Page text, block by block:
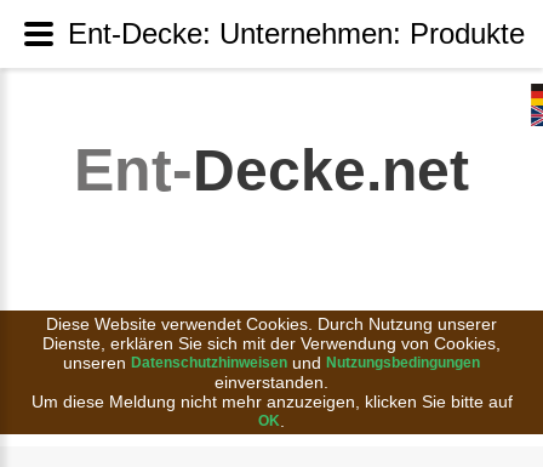
Ent-Decke.net
Diese Website verwendet Cookies. Durch Nutzung unserer
Dienste, erklären Sie sich mit der Verwendung von Cookies,
unseren Datenschutzhinweisen und Nutzungsbedingungen
einverstanden.
Um diese Meldung nicht mehr anzuzeigen, klicken Sie bitte auf
OK
Ent-Decke: Unternehmen: Produkte